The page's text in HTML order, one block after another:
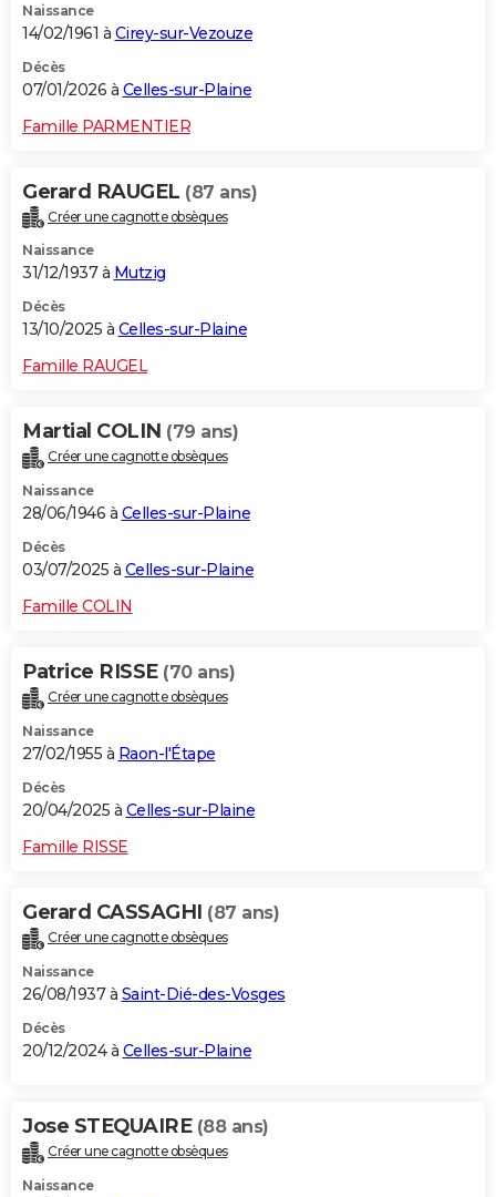
Naissance
14/02/1961 à Cirey-sur-Vezouze
Décès
07/01/2026 à Celles-sur-Plaine
Famille PARMENTIER
Gerard RAUGEL (87 ans)
Créer une cagnotte obsèques
Naissance
31/12/1937 à Mutzig
Décès
13/10/2025 à Celles-sur-Plaine
Famille RAUGEL
Martial COLIN (79 ans)
Créer une cagnotte obsèques
Naissance
28/06/1946 à Celles-sur-Plaine
Décès
03/07/2025 à Celles-sur-Plaine
Famille COLIN
Patrice RISSE (70 ans)
Créer une cagnotte obsèques
Naissance
27/02/1955 à Raon-l'Étape
Décès
20/04/2025 à Celles-sur-Plaine
Famille RISSE
Gerard CASSAGHI (87 ans)
Créer une cagnotte obsèques
Naissance
26/08/1937 à Saint-Dié-des-Vosges
Décès
20/12/2024 à Celles-sur-Plaine
Jose STEQUAIRE (88 ans)
Créer une cagnotte obsèques
Naissance